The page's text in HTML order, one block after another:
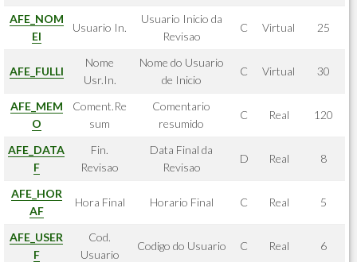
AFE_NOM
EI
Usuario In.
Usuario Inicio da
Revisao
C Virtual 25
AFE_FULLI
Nome
Usr.In.
Nome do Usuario
de Inicio
C Virtual 30
AFE_MEM
O
Coment.Re
sum
Comentario
resumido
C Real 120
AFE_DATA
F
Fin.
Revisao
Data Final da
Revisao
D Real 8
AFE_HOR
AF
Hora Final Horario Final C Real 5
AFE_USER
F
Cod.
Usuario
Codigo do Usuario C Real 6